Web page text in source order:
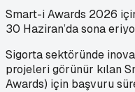
Smart-i Awards 2026
30 Haziran’da sona
Sigorta sektöründe
projeleri görünür kılan
Awards) için başvuru